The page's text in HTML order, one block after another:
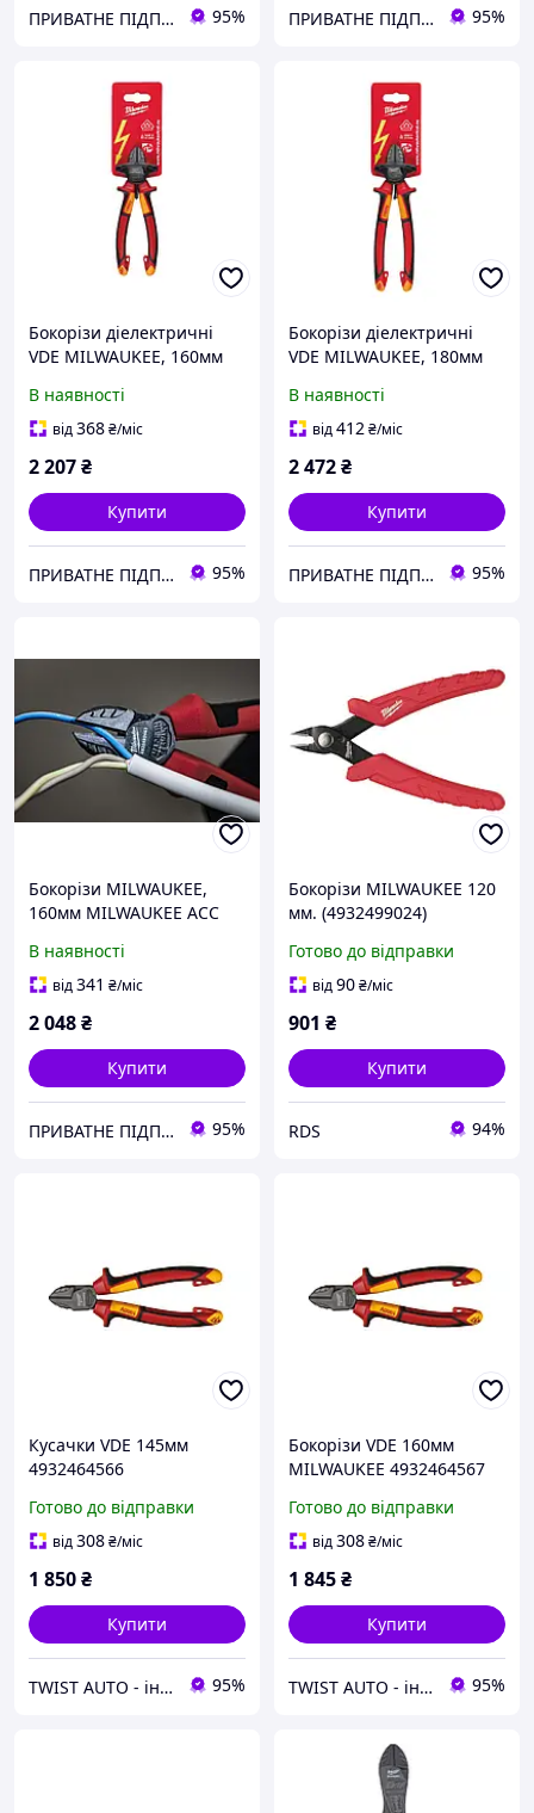
ПРИВАТНЕ ПІДПРИЄМСТВО АГРОТЕХПОСТАЧ ПЛЮС 95% ПРИВАТНЕ ПІДПРИЄМСТВО АГРОТЕХПОСТАЧ ПЛЮС 95%
Бокорізи діелектричні
VDE MILWAUKEE, 160мм
4932464567
В наявності
від368₴/міс
2 207₴
Купити
ПРИВАТНЕ ПІДПРИЄМСТВО АГРОТЕХПОСТАЧ ПЛЮС 95%
Бокорізи діелектричні
VDE MILWAUKEE, 180мм
4932464568
В наявності
від412₴/міс
2 472₴
Купити
ПРИВАТНЕ ПІДПРИЄМСТВО АГРОТЕХПОСТАЧ ПЛЮС 95%
Бокорізи MILWAUKEE,
160мм MILWAUKEE ACC
В наявності
від341 ₴/міс
2 048₴
Купити
ПРИВАТНЕ ПІДПРИЄМСТВО АГРОТЕХПОСТАЧ ПЛЮС 95%
Бокорізи MILWAUKEE 120
мм. (4932499024)
Готово до відправки
від90₴/міс
901 ₴
Купити
RDS 94%
Кусачки VDE 145мм
4932464566
Готово до відправки
від308₴/міс
1 850₴
Купити
TWIST AUTO - інструмент за доступною ціною 95%
Бокорізи VDE 160мм
MILWAUKEE 4932464567
Готово до відправки
від308₴/міс
1 845₴
Купити
TWIST AUTO - інструмент за доступною ціною 95%